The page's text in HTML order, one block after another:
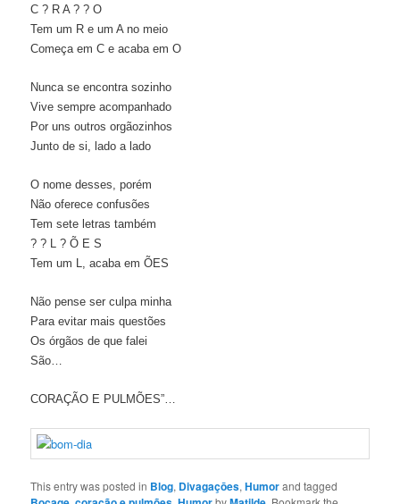
C ? R A ? ? O
Tem um R e um A no meio
Começa em C e acaba em O
Nunca se encontra sozinho
Vive sempre acompanhado
Por uns outros orgãozinhos
Junto de si, lado a lado
O nome desses, porém
Não oferece confusões
Tem sete letras também
? ? L ? Õ E S
Tem um L, acaba em ÕES
Não pense ser culpa minha
Para evitar mais questões
Os órgãos de que falei
São…
CORAÇÃO E PULMÕES”…
This entry was posted in Blog, Divagaçōes,Humorand tagged